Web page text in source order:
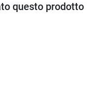
questo prodotto